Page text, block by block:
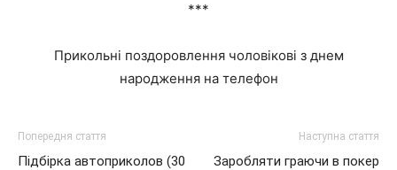
***
Прикольні поздоровлення чоловікові з днем
народження на телефон
Попередня стаття
Підбірка автоприколов (30
Наступна стаття
Заробляти граючи в покер